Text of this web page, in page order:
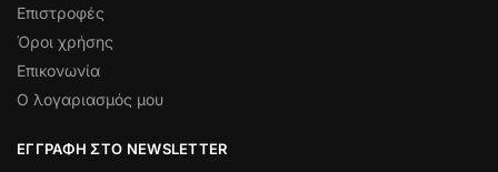
Επιστροφές
Όροι χρήσης
Επικονωνία
Ο λογαριασμός μου
ΕΓΓΡΑΦΉ ΣΤΟ NEWSLETTER